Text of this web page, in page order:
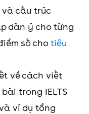
và cấu trúc
dàn ý cho từng
số chotiêu
về cách viết
trong IELTS
ví dụ tổng